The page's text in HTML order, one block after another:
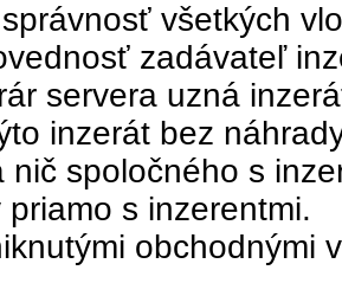
všetkých
zadávateľ
servera uzná
inzerát bez
nič spoločného s
s inzerentmi.
obchodnými